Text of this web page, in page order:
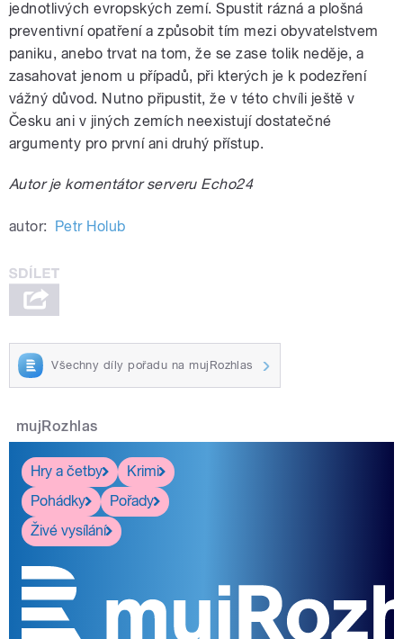
jednotlivých evropských zemí. Spustit rázná a plošná
preventivní opatření a způsobit tím mezi obyvatelstvem
paniku, anebo trvat na tom, že se zase tolik neděje, a
zasahovat jenom u případů, při kterých je k podezření
vážný důvod. Nutno připustit, že v této chvíli ještě v
Česku ani v jiných zemích neexistují dostatečné
argumenty pro první ani druhý přístup.
Autor je komentátor serveru Echo24
autor: Petr Holub
Všechny díly pořadu na mujRozhlas
mujRozhlas
Hry a četby
Krimi
Pohádky
Pořady
Živé vysílání